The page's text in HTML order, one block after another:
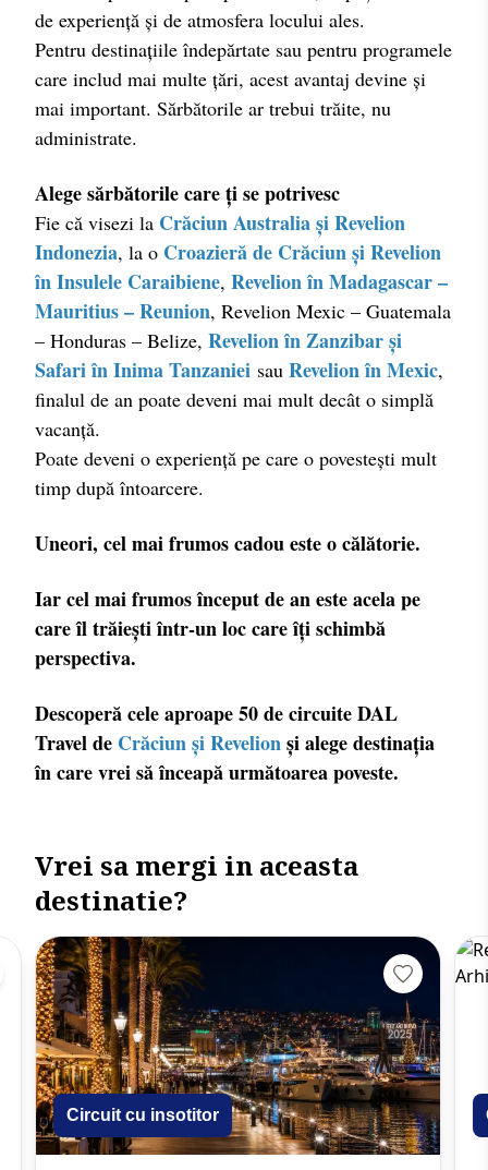
de experiență și de atmosfera locului ales.
Pentru destinațiile îndepărtate sau pentru programele
care includ mai multe țări, acest avantaj devine și
mai important. Sărbătorile ar trebui trăite, nu
administrate.
Alege sărbătorile care ți se potrivesc
Fie că visezi la Crăciun Australia și Revelion
Indonezia, la o Croazieră de Crăciun și Revelion
în Insulele Caraibiene, Revelion în Madagascar –
Mauritius – Reunion, Revelion Mexic – Guatemala
– Honduras – Belize, Revelion în Zanzibar și
Safari în Inima Tanzaniei sau Revelion în Mexic,
finalul de an poate deveni mai mult decât o simplă
vacanță.
Poate deveni o experiență pe care o povestești mult
timp după întoarcere.
Uneori, cel mai frumos cadou este o călătorie.
Iar cel mai frumos început de an este acela pe
care îl trăiești într-un loc care îți schimbă
perspectiva.
Descoperă cele aproape 50 de circuite DAL
Travel de Crăciun și Revelionși alege destinația
în care vrei să înceapă următoarea poveste.
Vrei sa mergi in aceasta
destinatie?
Circuit cu insotitor